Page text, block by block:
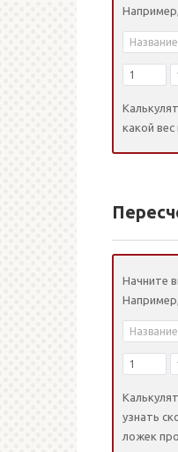
какой
Начните
узнать
ложек